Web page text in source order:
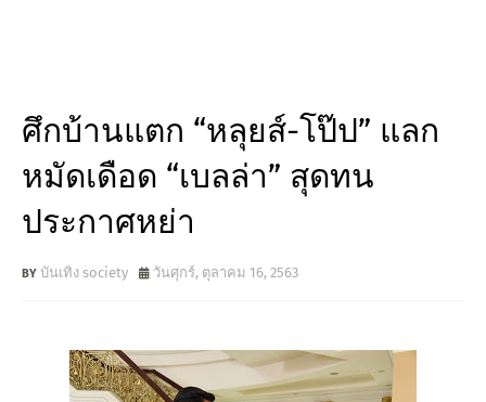
ศึกบ้านแตก “หลุยส์-โป๊ป” แลก
หมัดเดือด “เบลล่า” สุดทน
ประกาศหย่า
บันเทิง society วันศุกร์, ตุลาคม 16, 2563